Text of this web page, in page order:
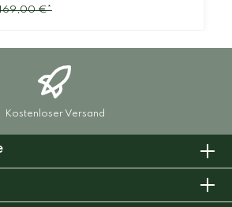
€*
Kostenloser Versand